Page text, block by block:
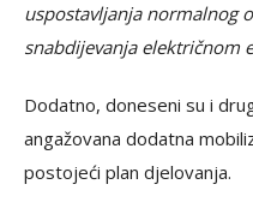
uspostavljanja normalnog
snabdijevanja električnom
Dodatno, doneseni su i
angažovana dodatna
postojeći plan djelovanja.